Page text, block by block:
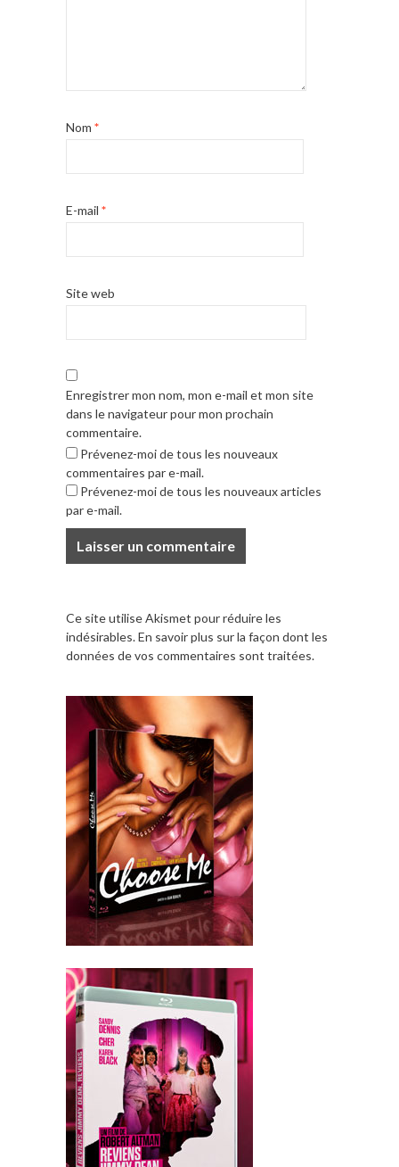
Nom *
E-mail *
Site web
Enregistrer mon nom, mon e-mail et mon site
dans le navigateur pour mon prochain
commentaire.
Prévenez-moi de tous les nouveaux
commentaires par e-mail.
Prévenez-moi de tous les nouveaux articles
par e-mail.
Ce site utilise Akismet pour réduire les
indésirables.En savoir plus sur la façon dont les
données de vos commentaires sont traitées.